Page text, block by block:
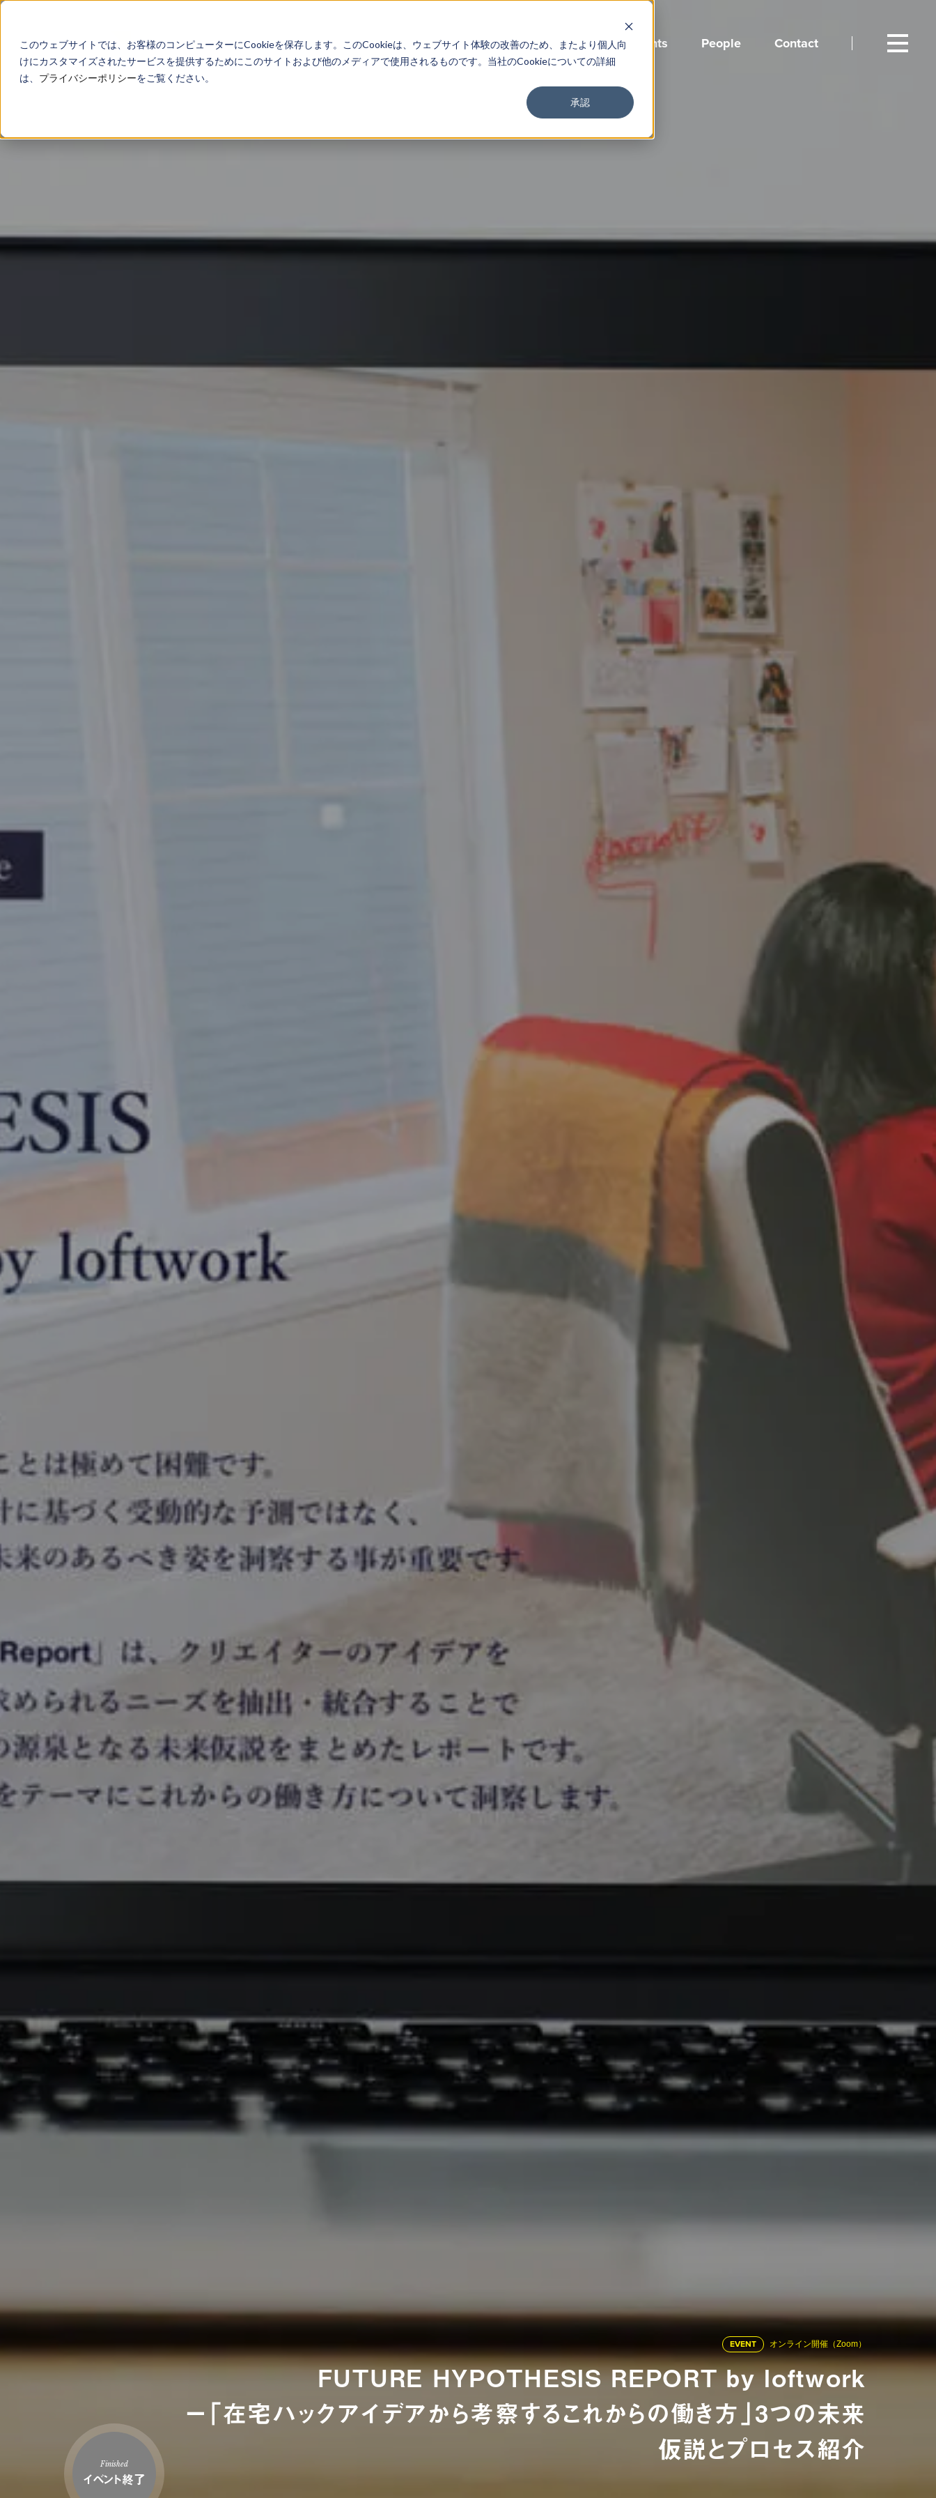
このウェブサイトでは、お客様のコンピューターにCookieを保存します。このCookieは、ウェブサイト体験の改善のため、またより個人向
けにカスタマイズされたサービスを提供するためにこのサイトおよび他のメディアで使用されるものです。当社のCookieについての詳細
は、 プライバシーポリシーをご覧ください。
承認
About Service Work Findings Events People Contact
EVENT オンライン開催（Zoom）
FUTURE HYPOTHESIS REPORT by loftwork
ー「在宅ハックアイデアから考察するこれからの働き方」3つの未来
仮説とプロセス紹介
Finished
イベント終了